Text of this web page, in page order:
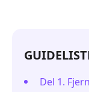
Del 1.